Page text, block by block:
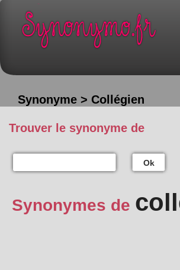
Synonyme > Collégien
Trouver le synonyme de
Ok
Synonymes de